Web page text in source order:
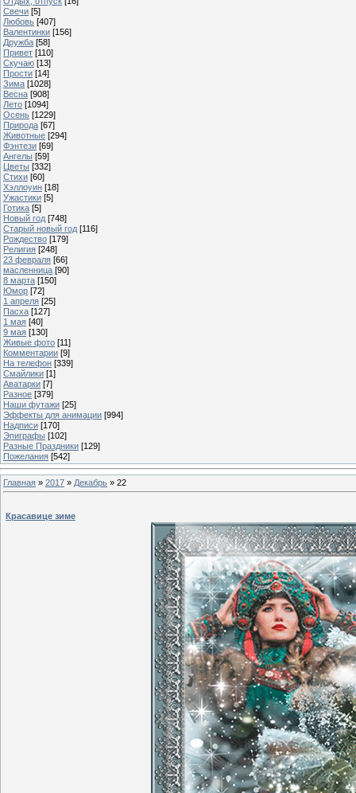
Свечи [5]
Любовь [407]
Валентинки [156]
Дружба [58]
Привет [110]
Скучаю [13]
Прости [14]
Зима [1028]
Весна [908]
Лето [1094]
Осень [1229]
Природа [67]
Животные [294]
Фэнтези [69]
Ангелы [59]
Цветы [332]
Стихи [60]
Хэллоуин [18]
Ужастики [5]
Готика [5]
Новый год [748]
Старый новый год [116]
Рождество [179]
Религия [248]
23 февраля [66]
масленница [90]
8 марта [150]
Юмор [72]
1 апреля [25]
Пасха [127]
1 мая [40]
9 мая [130]
Живые фото [11]
Комментарии [9]
На телефон [339]
Смайлики [1]
Аватарки [7]
Разное [379]
Наши футажи [25]
Эффекты для анимации [994]
Надписи [170]
Эпиграфы [102]
Разные Праздники [129]
Пожелания [542]
Главная » 2017 » Декабрь » 22
Красавице зиме